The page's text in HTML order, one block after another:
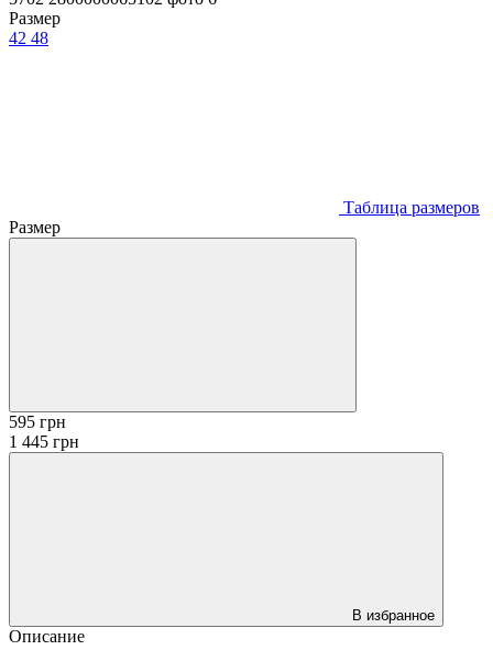
Размер
42 48
Таблица размеров
Размер
595 грн
1 445 грн
В избранное
Описание